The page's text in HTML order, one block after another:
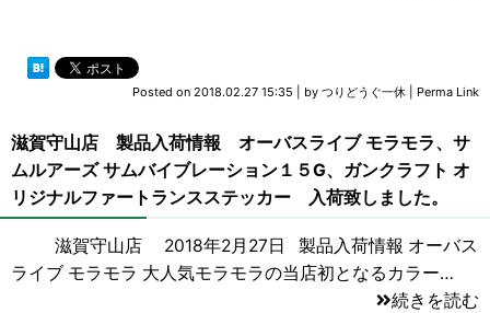
Posted on 2018.02.27 15:35 by つりどうぐ一休 Perma Link
滋賀守山店 製品入荷情報 オーバスライブ モラモラ、サ
ムルアーズ サムバイブレーション１５G、ガンクラフト オ
リジナルファートランスステッカー 入荷致しました。
滋賀守山店 2018年2月27日 製品入荷情報 オーバス
ライブ モラモラ 大人気モラモラの当店初となるカラー…
続きを読む